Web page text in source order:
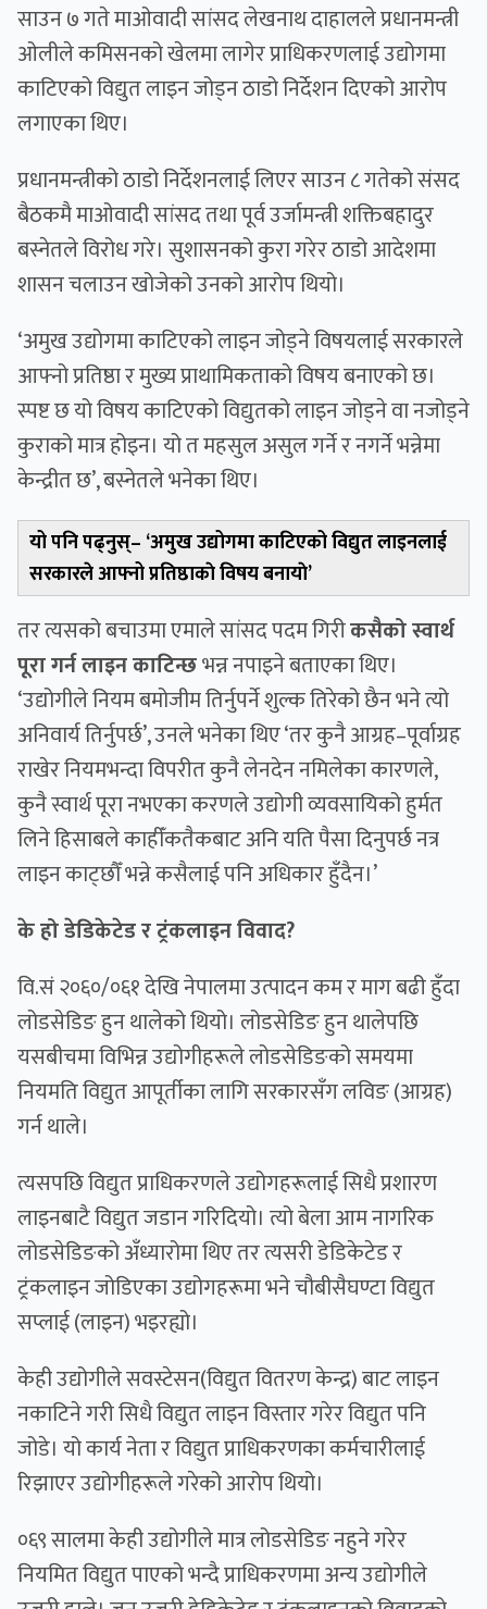
साउन ७ गते माओवादी सांसद लेखनाथ दाहालले प्रधानमन्त्री
ओलीले कमिसनको खेलमा लागेर प्राधिकरणलाई उद्योगमा
काटिएको विद्युत लाइन जोड्न ठाडो निर्देशनदिएको आरोप
लगाएका थिए।
प्रधानमन्त्रीको ठाडो निर्देशनलाई लिएर साउन ८ गतेको संसद
बैठकमै माओवादी सांसद तथा पूर्व उर्जामन्त्री शक्तिबहादुर
बस्नेतले विरोध गरे। सुशासनको कुरा गरेर ठाडो आदेशमा
शासन चलाउन खोजेको उनको आरोप थियो।
‘अमुख उद्योगमा काटिएको लाइन जोड्ने विषयलाई सरकारले
आफ्नो प्रतिष्ठा र मुख्य प्राथामिकताको विषय बनाएको छ।
स्पष्ट छ यो विषय काटिएको विद्युतको लाइन जोड्ने वा नजोड्ने
कुराको मात्र होइन। यो त महसुल असुल गर्ने र नगर्ने भन्नेमा
केन्द्रीत छ’, बस्नेतले भनेका थिए।
यो पनि पढ्नुस्– ‘अमुख उद्योगमा काटिएको विद्युत लाइनलाई
सरकारले आफ्नो प्रतिष्ठाकाे विषय बनायाे’
तर त्यसको बचाउमा एमाले सांसद पदम गिरीकसैको स्वार्थ
पूरा गर्न लाइन काटिन्छभन्न नपाइने बताएका थिए।
‘उद्योगीले नियम बमोजीम तिर्नुपर्ने शुल्क तिरेको छैन भने त्यो
अनिवार्य तिर्नुपर्छ’, उनले भनेका थिए ‘तर कुनै आग्रह–पूर्वाग्रह
राखेर नियमभन्दा विपरीत कुनै लेनदेन नमिलेका कारणले,
कुनै स्वार्थ पूरा नभएका करणले उद्योगी व्यवसायिको हुर्मत
लिने हिसाबले काहीँकतैकबाट अनि यति पैसा दिनुपर्छ नत्र
लाइन काट्छौँ भन्ने कसैलाई पनि अधिकार हुँदैन।’
के हो डेडिकेटेड र ट्रंकलाइन विवाद?
वि‍.सं २०६०/०६१ देखि नेपालमा उत्पादन कम र माग बढी हुँदा
लोडसेडिङ हुन थालेको थियो। लोडसेडिङ हुन थालेपछि
यसबीचमा विभिन्न उद्योगीहरूले लोडसेडिङको समयमा
नियमति विद्युत आपूर्तीका लागि सरकारसँग लविङ (आग्रह)
गर्न थाले।
त्यसपछि विद्युत प्राधिकरणले उद्योगहरूलाई सिधै प्रशारण
लाइनबाटै विद्युत जडान गरिदियो। त्यो बेला आम नागरिक
लोडसेडिङको अँध्यारोमा थिए तर त्यसरी डेडिकेटेड र
ट्रंकलाइन जोडिएका उद्योगहरूमा भने चौबीसैघण्टा विद्युत
सप्लाई (लाइन) भइरह्यो।
केही उद्योगीले सवस्टेसन(विद्युत वितरण केन्द्र) बाट लाइन
नकाटिने गरी सिधै विद्युत लाइन विस्तार गरेर विद्युत पनि
जोडे। यो कार्य नेता र विद्युत प्राधिकरणका कर्मचारीलाई
रिझाएर उद्योगीहरूले गरेको आरोप थियो।
०६९ सालमा केही उद्योगीले मात्र लोडसेडिङ नहुने गरेर
नियमित विद्युत पाएको भन्दै प्राधिकरणमा अन्य उद्योगीले